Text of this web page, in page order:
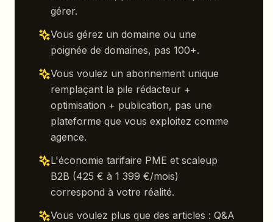
gérer.
Vous gérez un domaine ou une
poignée de domaines, pas 100+.
Vous voulez un abonnement unique
remplaçant la pile rédacteur +
optimisation + publication, pas une
plateforme que vous exploitez comme
agence.
L'économie tarifaire PME et scaleup
B2B (425 € à 1 399 €/mois)
correspond à votre réalité.
Vous voulez plus que des articles : Q&A